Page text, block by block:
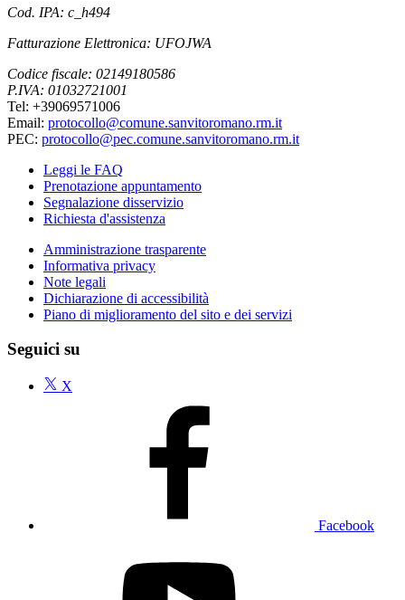
Cod. IPA: c_h494
Fatturazione Elettronica: UFOJWA
Codice fiscale: 02149180586
P.IVA: 01032721001
Tel: +39069571006
Email: protocollo@comune.sanvitoromano.rm.it
PEC: protocollo@pec.comune.sanvitoromano.rm.it
Leggi le FAQ
Prenotazione appuntamento
Segnalazione disservizio
Richiesta d'assistenza
Amministrazione trasparente
Informativa privacy
Note legali
Dichiarazione di accessibilità
Piano di miglioramento del sito e dei servizi
Seguici su
X
Facebook